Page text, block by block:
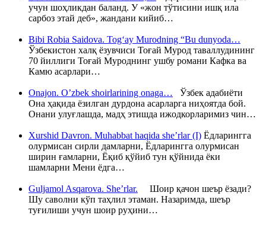
учун шоҳликдан баланд. У «жон тўтисини ишқ ила
сарбоз этай деб», жандани кийиб…
Bibi Robia Saidova. Tog‘ay Murodning “Bu dunyoda…
Ўзбекистон халқ ёзувчиси Тоғай Мурод таваллудининг
70 йиллиги Тоғай Муроднинг ушбу романи Кафка ва
Камю асарлари…
Onajon. O’zbek shoirlarining onaga… Ўзбек адабиёти
Она ҳақида ёзилган дурдона асарларга ниҳоятда бой.
Онани улуғлашда, мадҳ этишда ижодкорларимиз чин…
Xurshid Davron. Muhabbat haqida she’rlar (I) Ёдларингга
олурмисан сирли дамларни, Ёдларингга олурмисан
ширин ғамларни, Ёқиб қўйиб тун қўйнида ёки
шамларни Мени ёдга…
Guljamol Asqarova. She’rlar. Шоир қачон шеър ёзади?
Шу саволни кўп таҳлил этаман. Назаримда, шеър
туғилиши учун шоир руҳини…